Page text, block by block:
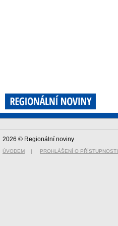
2026 © Regionální noviny
ÚVODEM | PROHLÁŠENÍ O PŘÍSTUPNOSTI